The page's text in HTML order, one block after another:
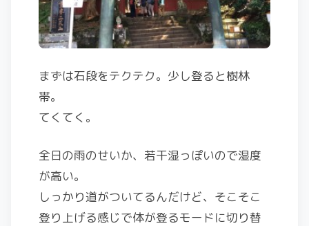
まずは石段をテクテク。少し登ると樹林
帯。
てくてく。
全日の雨のせいか、若干湿っぽいので湿度
が高い。
しっかり道がついてるんだけど、そこそこ
登り上げる感じで体が登るモードに切り替